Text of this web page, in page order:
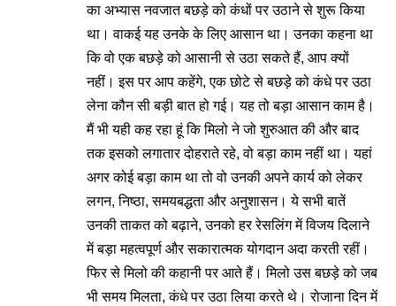
का अभ्यास नवजात बछड़े को कंधों पर उठाने से शुरू किया
था। वाकई यह उनके के लिए आसान था। उनका कहना था
कि वो एक बछड़े को आसानी से उठा सकते हैं, आप क्यों
नहीं। इस पर आप कहेंगे, एक छोटे से बछड़े को कंधे पर उठा
लेना कौन सी बड़ी बात हो गई। यह तो बड़ा आसान काम है।
मैं भी यही कह रहा हूं कि मिलो ने जो शुरुआत की और बाद
तक इसको लगातार दोहराते रहे, वो बड़ा काम नहीं था। यहां
अगर कोई बड़ा काम था तो वो उनकी अपने कार्य को लेकर
लगन, निष्ठा, समयबद्धता और अनुशासन। ये सभी बातें
उनकी ताकत को बढ़ाने, उनको हर रेसलिंग में विजय दिलाने
में बड़ा महत्वपूर्ण और सकारात्मक योगदान अदा करती रहीं।
फिर से मिलो की कहानी पर आते हैं। मिलो उस बछड़े को जब
भी समय मिलता, कंधे पर उठा लिया करते थे। रोजाना दिन में